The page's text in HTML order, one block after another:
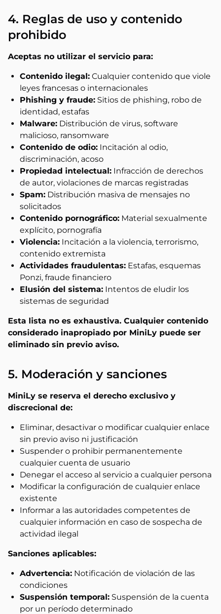
4. Reglas de uso y contenido
prohibido
Aceptas no utilizar el servicio para:
Contenido ilegal: Cualquier contenido que viole
leyes francesas o internacionales
Phishing y fraude: Sitios de phishing, robo de
identidad, estafas
Malware: Distribución de virus, software
malicioso, ransomware
Contenido de odio: Incitación al odio,
discriminación, acoso
Propiedad intelectual: Infracción de derechos
de autor, violaciones de marcas registradas
Spam: Distribución masiva de mensajes no
solicitados
Contenido pornográfico: Material sexualmente
explícito, pornografía
Violencia: Incitación a la violencia, terrorismo,
contenido extremista
Actividades fraudulentas: Estafas, esquemas
Ponzi, fraude financiero
Elusión del sistema: Intentos de eludir los
sistemas de seguridad
Esta lista no es exhaustiva. Cualquier contenido
considerado inapropiado por MiniLy puede ser
eliminado sin previo aviso.
5. Moderación y sanciones
MiniLy se reserva el derecho exclusivo y
discrecional de:
Eliminar, desactivar o modificar cualquier enlace
sin previo aviso ni justificación
Suspender o prohibir permanentemente
cualquier cuenta de usuario
Denegar el acceso al servicio a cualquier persona
Modificar la configuración de cualquier enlace
existente
Informar a las autoridades competentes de
cualquier información en caso de sospecha de
actividad ilegal
Sanciones aplicables:
Advertencia: Notificación de violación de las
condiciones
Suspensión temporal: Suspensión de la cuenta
por un período determinado